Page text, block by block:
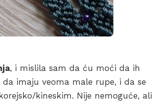
, i mislila sam da ću moći da ih
imaju veoma male rupe, i da se
kineskim. Nije nemoguće, ali